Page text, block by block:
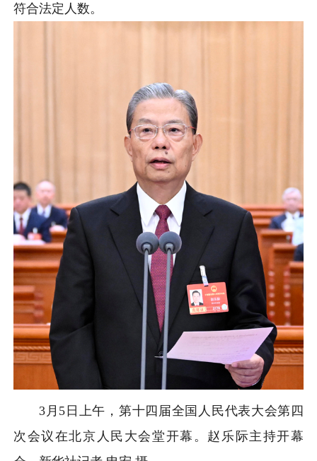
符合法定人数。
3月5日上午，第十四届全国人民代表大会第四
次会议在北京人民大会堂开幕。赵乐际主持开幕